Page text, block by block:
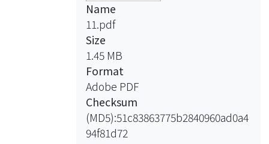
Name
11.pdf
Size
1.45 MB
Format
Adobe PDF
Checksum
(MD5):51c83863775b2840960ad0a4
94f81d72